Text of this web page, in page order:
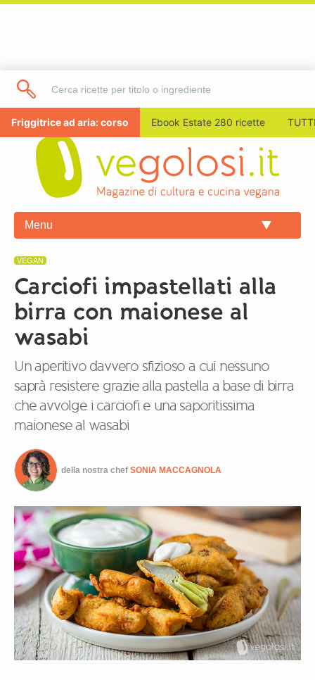
Friggitrice ad aria: corso Ebook Estate 280 ricette
Menu
VEGAN
Carciofi impastellati alla
birra con maionese al
wasabi
Un aperitivo davvero sfizioso a cui nessuno
saprà resistere grazie alla pastella a base di birra
che avvolge i carciofi e una saporitissima
maionese al wasabi
della nostra chef SONIA MACCAGNOLA